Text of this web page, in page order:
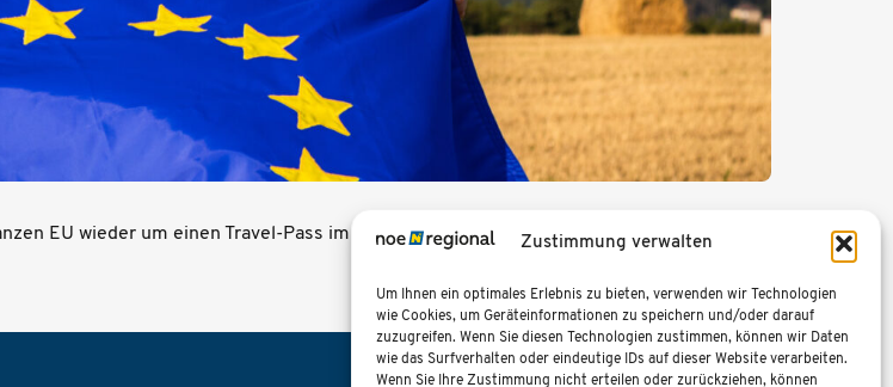
Zustimmung verwalten
Um Ihnen ein optimales Erlebnis zu bieten, verwenden wir Technologien
wie Cookies, um Geräteinformationen zu speichern und/oder darauf
zuzugreifen. Wenn Sie diesen Technologien zustimmen, können wir Daten
wie das Surfverhalten oder eindeutige IDs auf dieser Website verarbeiten.
Wenn Sie Ihre Zustimmung nicht erteilen oder zurückziehen, können
EU wieder um einen Travel-Pass im Rahmen der EU-Initiative „DiscoverEU“